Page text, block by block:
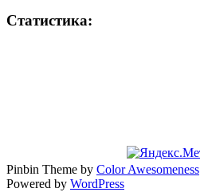
Статистика:
Pinbin Theme by Color Awesomeness
Powered by WordPress